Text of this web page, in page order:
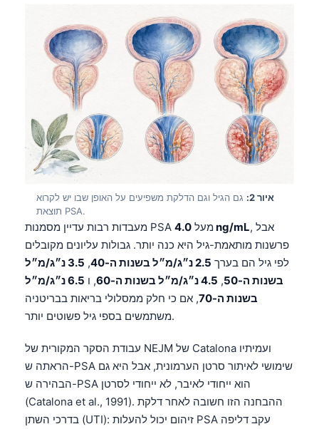
איור 2:
גם הגיל וגם הדלקת משפיעים על האופן שבו יש לקרוא
תוצאת PSA.
מעבדות רבות עדיין מסמנות PSA מעל4.0 ng/mL, אבל
פרשנות מותאמת-גיל היא כנה יותר. גבולות עליונים מקובלים
לפי גיל הם בערך 2.5 נ״ג/מ״ל בשנות ה-40 ,
3.5 נ״ג/מ״ל
בשנות ה-50
, 4.5 נ״ג/מ״ל בשנות ה-60 , ו
6.5 נ״ג/מ״ל
בשנות ה-70
, אם כי חלק ממסלולי בריאות בבריטניה
משתמשים בספי גיל פשוטים יותר.
עבודת הסקר המקורית של NEJM של Catalona ועמיתיו
הראתה ש-PSA שימושי לאיתור סרטן הערמונית, אבל היא גם
הבהירה ש-PSA הוא ייחודי לאיבר, לא ייחודי לסרטן
(Catalona et al., 1991). ההבחנה הזו חשובה לאחר דלקת
בדרכי השתן (UTI): זיהום יכול להעלות PSA עקב דליפה